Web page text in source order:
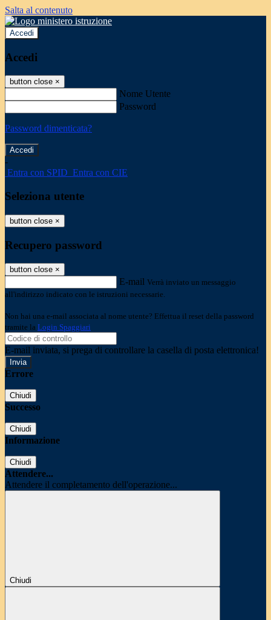
Salta al contenuto
Accedi
Accedi
button close ×
Nome Utente
Password
Password dimenticata?
-
Entra con SPID Entra con CIE
Seleziona utente
button close ×
Recupero password
button close ×
E-mail Verrà inviato un messaggio
all'indirizzo indicato con le istruzioni necessarie.
Non hai una e-mail associata al nome utente? Effettua il reset della password
tramite la Login Spaggiari
E-mail inviata, si prega di controllare la casella di posta elettronica!
Errore
Chiudi
Successo
Chiudi
Informazione
Chiudi
Attendere...
Attendere il completamento dell'operazione...
Chiudi